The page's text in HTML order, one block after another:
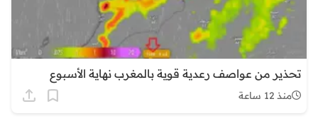
تحذير من عواصف رعدية قوية بالمغرب نهاية الأسبوع
منذ 12 ساعة